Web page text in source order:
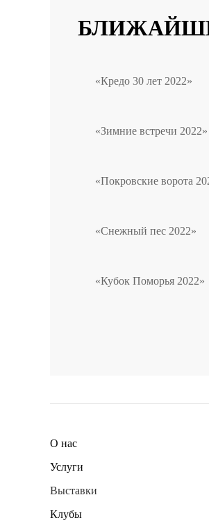
«Кредо 30 лет 2022»
«Зимние встречи 2022»
«Покровские ворота
«Снежный пес 2022»
«Кубок Поморья 2022»
О нас
Услуги
Выставки
Клубы